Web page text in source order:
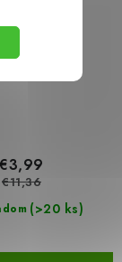
(>20 ks)
€3,99
€11,36